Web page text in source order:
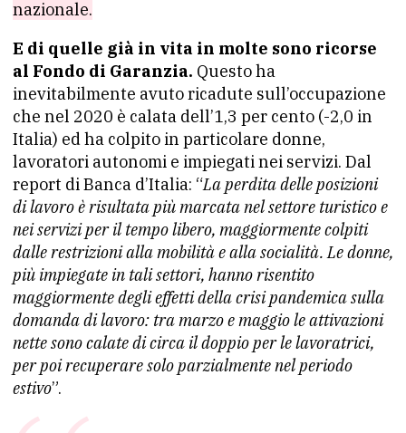
nazionale.
E di quelle già in vita in molte sono ricorse
al Fondo di Garanzia. Questo ha
inevitabilmente avuto ricadute sull’occupazione
che nel 2020 è calata dell’1,3 per cento (-2,0 in
Italia) ed ha colpito in particolare donne,
lavoratori autonomi e impiegati nei servizi. Dal
report di Banca d’Italia: “La perdita delle posizioni
di lavoro è risultata più marcata nel settore turistico e
nei servizi per il tempo libero, maggiormente colpiti
dalle restrizioni alla mobilità e alla socialità. Le donne,
più impiegate in tali settori, hanno risentito
maggiormente degli effetti della crisi pandemica sulla
domanda di lavoro: tra marzo e maggio le attivazioni
nette sono calate di circa il doppio per le lavoratrici,
per poi recuperare solo parzialmente nel periodo
estivo”.